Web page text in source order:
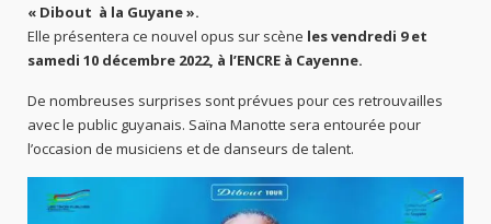
« Dibout à la Guyane ».
Elle présentera ce nouvel opus sur scène les vendredi 9 et
samedi 10 décembre 2022, à l’ENCRE à Cayenne.
De nombreuses surprises sont prévues pour ces retrouvailles
avec le public guyanais. Saïna Manotte sera entourée pour
l’occasion de musiciens et de danseurs de talent.